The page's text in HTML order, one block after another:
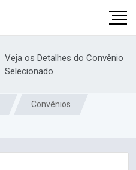
Veja os Detalhes do Convênio
Selecionado
Convênios